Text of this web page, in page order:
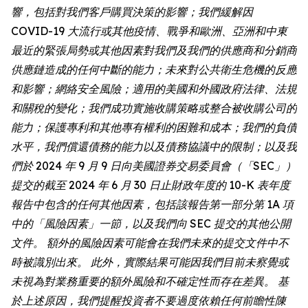
響，包括對我們客戶購買決策的影響；我們緩解因
COVID-19 大流行或其他疫情、戰爭和歐洲、亞洲和中東
最近的緊張局勢或其他因素對我們及我們的供應商和分銷商
供應鏈造成的任何中斷的能力；未來對公共衛生危機的反應
和影響；網絡安全風險；適用的美國和外國政府法律、法規
和關稅的變化；我們成功實施收購策略或整合被收購公司的
能力；保護專利和其他專有權利的困難和成本；我們的負債
水平，我們償還債務的能力以及債務協議中的限制；以及我
們於 2024 年 9 月 9 日向美國證券交易委員會（「SEC」）
提交的截至 2024 年 6 月 30 日止財政年度的 10-K 表年度
報告中包含的任何其他因素，包括該報告第一部分第 1A 項
中的「風險因素」一節，以及我們向 SEC 提交的其他公開
文件。 額外的風險因素可能會在我們未來的提交文件中不
時被識別出來。 此外，實際結果可能因我們目前未察覺或
未視為對業務重要的額外風險和不確定性而存在差異。 基
於上述原因，我們提醒投資者不要過度依賴任何前瞻性陳